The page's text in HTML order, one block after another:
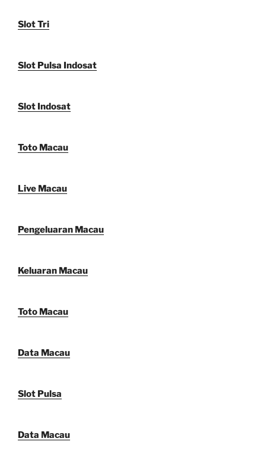
Slot Tri
Slot Pulsa Indosat
Slot Indosat
Toto Macau
Live Macau
Pengeluaran Macau
Keluaran Macau
Toto Macau
Data Macau
Slot Pulsa
Data Macau